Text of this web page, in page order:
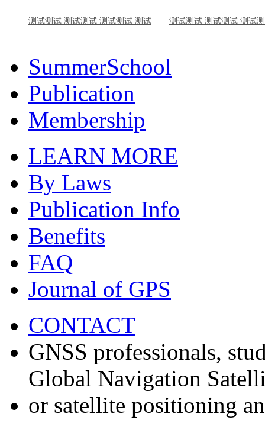
测试测试 测试测试 测试测试 测试 测试测试 测试测试 测试
SummerSchool
Publication
Membership
LEARN MORE
By Laws
Publication Info
Benefits
FAQ
Journal of GPS
CONTACT
GNSS professionals,
Global Navigation
or satellite positioning